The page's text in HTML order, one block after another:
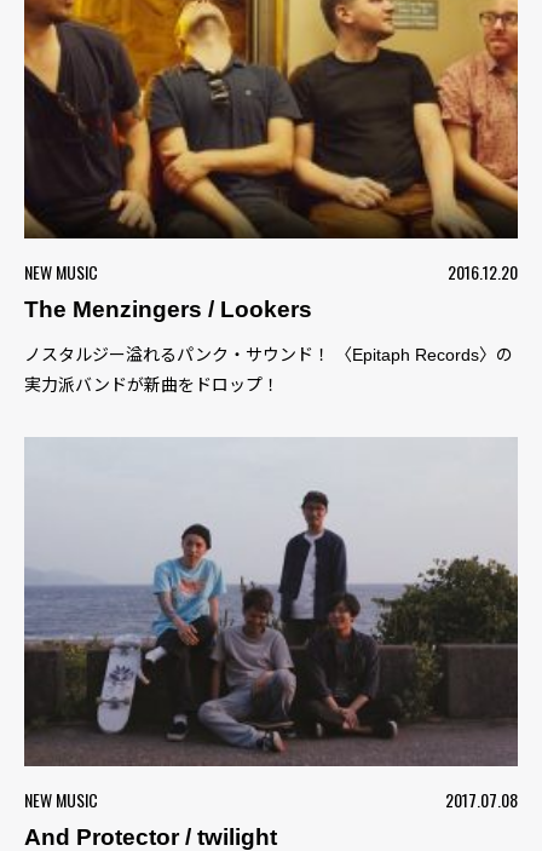
NEW MUSIC
2016.12.20
The Menzingers / Lookers
ノスタルジー溢れるパンク・サウンド！ 〈Epitaph Records〉の
実力派バンドが新曲をドロップ！
NEW MUSIC
2017.07.08
And Protector / twilight